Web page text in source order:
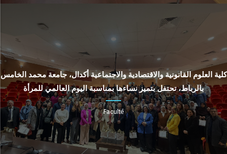
كلية العلوم القانونية والاقتصادية والاجتماعية أكدال، جامعة محمد الخامس
بالرباط، تحتفل بتميز نساءها بمناسبة اليوم العالمي للمرأة
Faculté